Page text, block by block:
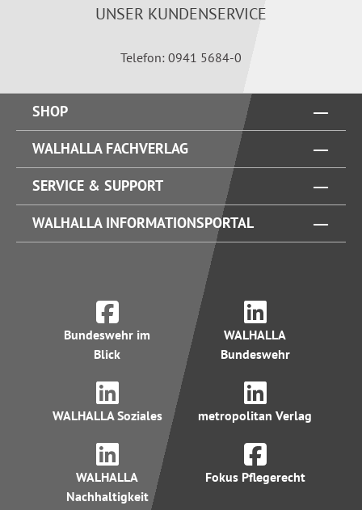
UNSER KUNDENSERVICE
Telefon: 0941 5684-0
SHOP
WALHALLA FACHVERLAG
SERVICE & SUPPORT
WALHALLA INFORMATIONSPORTAL
Bundeswehr im
Blick
WALHALLA
Bundeswehr
WALHALLA Soziales metropolitan Verlag
WALHALLA
Nachhaltigkeit
Fokus Pflegerecht